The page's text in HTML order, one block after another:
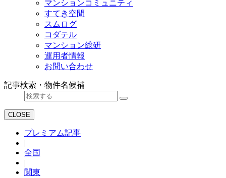
マンションコミュニティ
すてき空間
スムログ
コダテル
マンション総研
運用者情報
お問い合わせ
記事検索・物件名候補
CLOSE
プレミアム記事
|
全国
|
関東